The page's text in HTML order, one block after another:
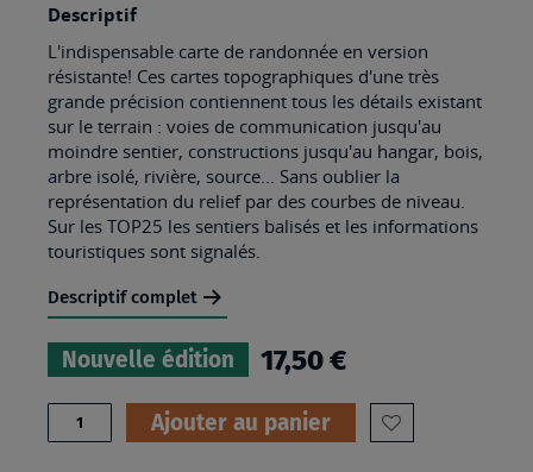
of
the
images
gallery
Descriptif
L'indispensable carte de randonnée en version
résistante! Ces cartes topographiques d'une très
grande précision contiennent tous les détails existant
sur le terrain : voies de communication jusqu'au
moindre sentier, constructions jusqu'au hangar, bois,
arbre isolé, rivière, source... Sans oublier la
représentation du relief par des courbes de niveau.
Sur les TOP25 les sentiers balisés et les informations
touristiques sont signalés.
Descriptif complet
Nouvelle édition 17,50 €
Quantité Ajouter au panier
AJOUTER